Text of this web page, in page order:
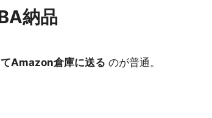
納品
Amazon倉庫に送る のが普通。